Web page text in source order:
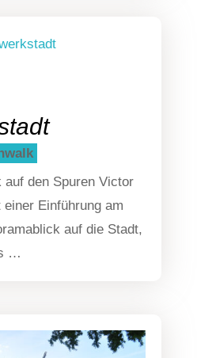
den Spu­ren Victor
Ein­füh­rung am
auf die Stadt,
…